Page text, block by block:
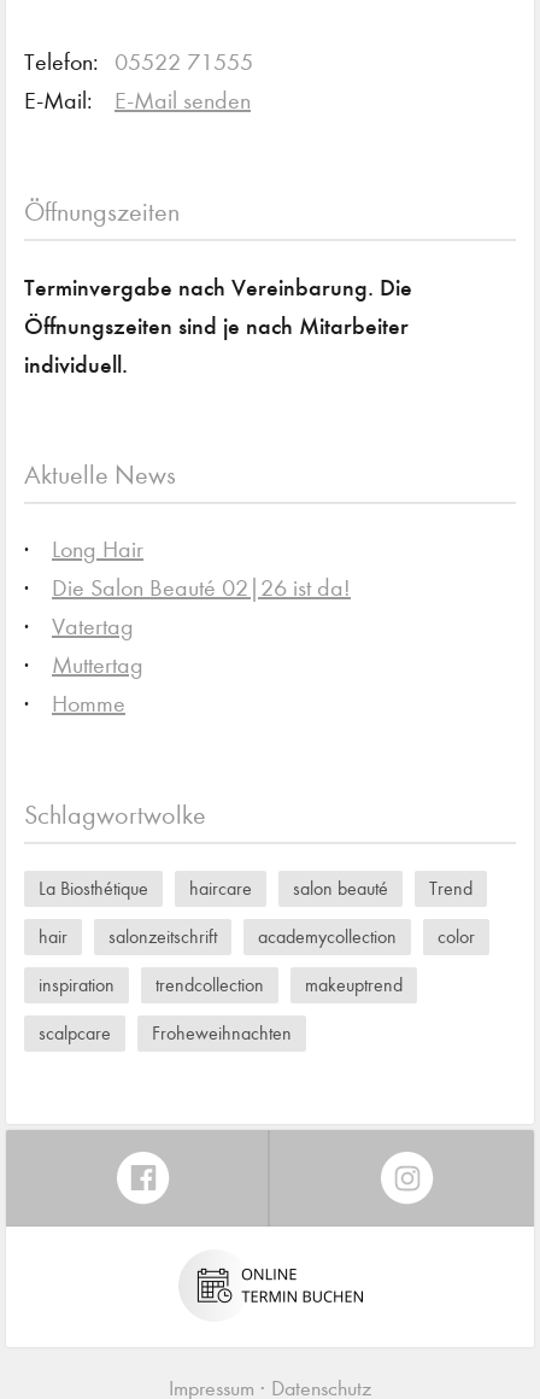
Telefon:
05522 71555
E-Mail:
E-Mail senden
Öffnungszeiten
Terminvergabe nach Vereinbarung. Die
Öffnungszeiten sind je nach Mitarbeiter
individuell.
Aktuelle News
Long Hair
Die Salon Beauté 02|26 ist da!
Vatertag
Muttertag
Homme
Schlagwortwolke
La Biosthétique haircare salon beauté Trend
hair salonzeitschrift academycollection color
inspiration trendcollection makeuptrend
scalpcare Froheweihnachten
Impressum Datenschutz